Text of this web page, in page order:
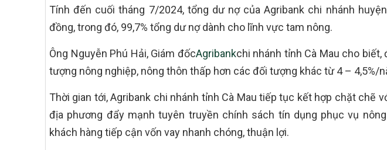
Tính đến cuối tháng 7/2024, tổng dư nợ của Agribank chi nhánh
đồng, trong đó, 99,7% tổng dư nợ dành cho lĩnh vực tam nông.
Ông Nguyễn Phú Hải, Giám đốcAgribankchi nhánh tỉnh Cà Mau cho
tượng nông nghiệp, nông thôn thấp hơn các đối tượng khác từ 4 – 4,5%/
Thời gian tới, Agribank chi nhánh tỉnh Cà Mau tiếp tục kết hợp chặt chẽ
địa phương đẩy mạnh tuyên truyền chính sách tín dụng phục vụ
khách hàng tiếp cận vốn vay nhanh chóng, thuận lợi.